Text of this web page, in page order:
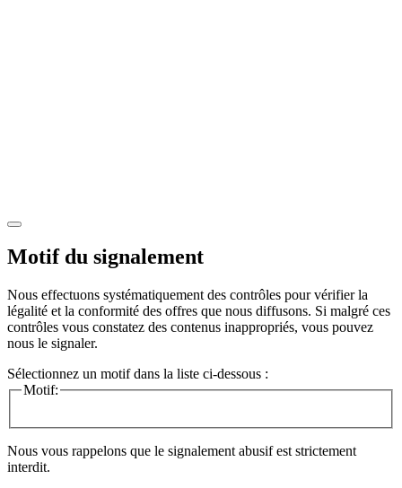
Motif du signalement
Nous effectuons systématiquement des contrôles pour vérifier la
légalité et la conformité des offres que nous diffusons. Si malgré ces
contrôles vous constatez des contenus inappropriés, vous pouvez
nous le signaler.
Sélectionnez un motif dans la liste ci-dessous :
Motif:
Nous vous rappelons que le signalement abusif est strictement
interdit.